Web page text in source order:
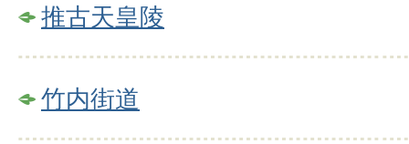
推古天皇陵
竹内街道